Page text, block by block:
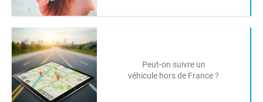
Peut-on suivre un
véhicule hors de France ?